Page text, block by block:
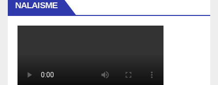
NALAISME